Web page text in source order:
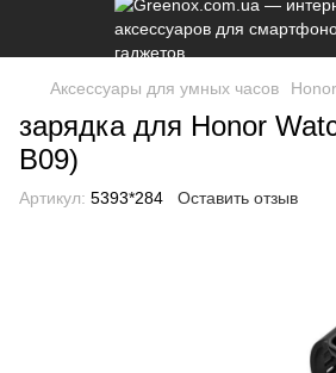
Аксессуары для умных часов
зарядка для Honor
B09)
Артикул: 5393*284 Оставить отзыв